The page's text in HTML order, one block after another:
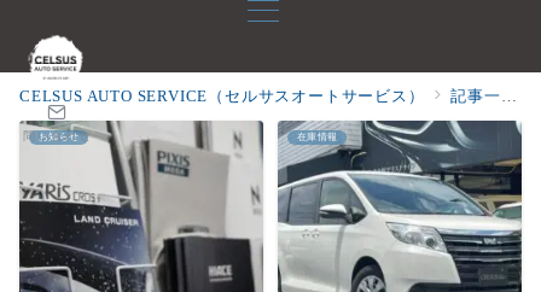
問い合わせ
CELSUS AUTO SERVICE（セルサスオートサービス） 記事一覧
お知らせ 在庫情報